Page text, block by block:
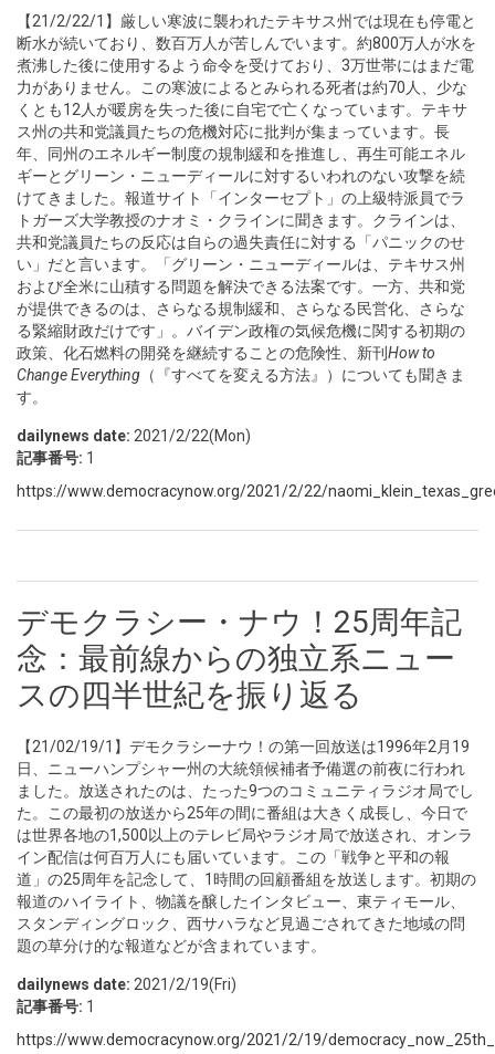
【21/2/22/1】厳しい寒波に襲われたテキサス州では現在も停電と
断水が続いており、数百万人が苦しんでいます。約800万人が水を
煮沸した後に使用するよう命令を受けており、3万世帯にはまだ電
力がありません。この寒波によるとみられる死者は約70人、少な
くとも12人が暖房を失った後に自宅で亡くなっています。テキサ
ス州の共和党議員たちの危機対応に批判が集まっています。長
年、同州のエネルギー制度の規制緩和を推進し、再生可能エネル
ギーとグリーン・ニューディールに対するいわれのない攻撃を続
けてきました。報道サイト「インターセプト」の上級特派員でラ
トガーズ大学教授のナオミ・クラインに聞きます。クラインは、
共和党議員たちの反応は自らの過失責任に対する「パニックのせ
い」だと言います。「グリーン・ニューディールは、テキサス州
および全米に山積する問題を解決できる法案です。一方、共和党
が提供できるのは、さらなる規制緩和、さらなる民営化、さらな
る緊縮財政だけです」。バイデン政権の気候危機に関する初期の
政策、化石燃料の開発を継続することの危険性、新刊 How to
Change Everything （『すべてを変える方法』）についても聞きま
す。
dailynews date: 2021/2/22(Mon)
記事番号: 1
https://www.democracynow.org/2021/2/22/
デモクラシー・ナウ！25周年記
念：最前線からの独立系ニュー
スの四半世紀を振り返る
【21/02/19/1】デモクラシーナウ！の第一回放送は1996年2月19
日、ニューハンプシャー州の大統領候補者予備選の前夜に行われ
ました。放送されたのは、たった9つのコミュニティラジオ局でし
た。この最初の放送から25年の間に番組は大きく成長し、今日で
は世界各地の1,500以上のテレビ局やラジオ局で放送され、オンラ
イン配信は何百万人にも届いています。この「戦争と平和の報
道」の25周年を記念して、1時間の回顧番組を放送します。初期の
報道のハイライト、物議を醸したインタビュー、東ティモール、
スタンディングロック、西サハラなど見過ごされてきた地域の問
題の草分け的な報道などが含まれています。
dailynews date: 2021/2/19(Fri)
記事番号: 1
https://www.democracynow.org/2021/2/19/